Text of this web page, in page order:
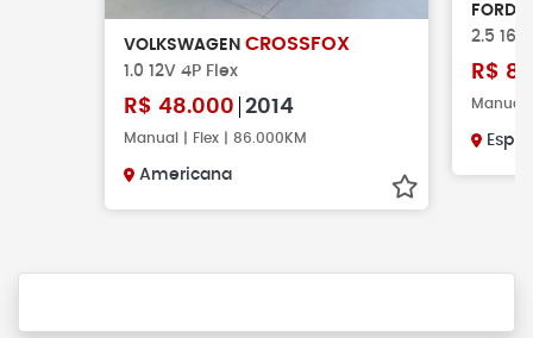
VOLKSWAGEN CROSSFOX
1.0 12V 4P Flex
R$ 48.000 2014
Manual | Flex | 86.000KM
Americana
FORD
2.5
R$
Manual